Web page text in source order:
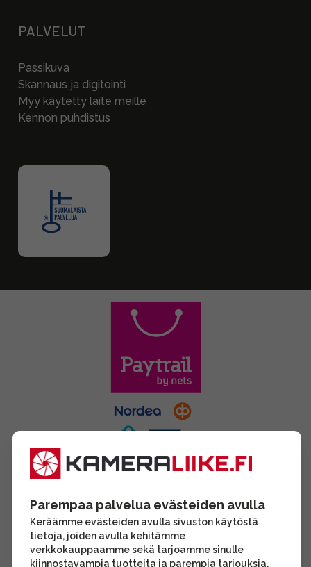
PALVELUT
Passikuva
Skannaus ja digitointi
Myy käytetty laite meille
Kennon puhdistus
Parempaa palvelua evästeiden avulla
Keräämme evästeiden avulla sivuston käytöstä
tietoja, joiden avulla kehitämme
verkkokauppaamme sekä tarjoamme sinulle
kiinnostavampia tuotteita ja parempia tarjouksia.